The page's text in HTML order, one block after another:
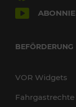
BEFÖRDERUNG
VOR Widgets
Fahrgastrechte